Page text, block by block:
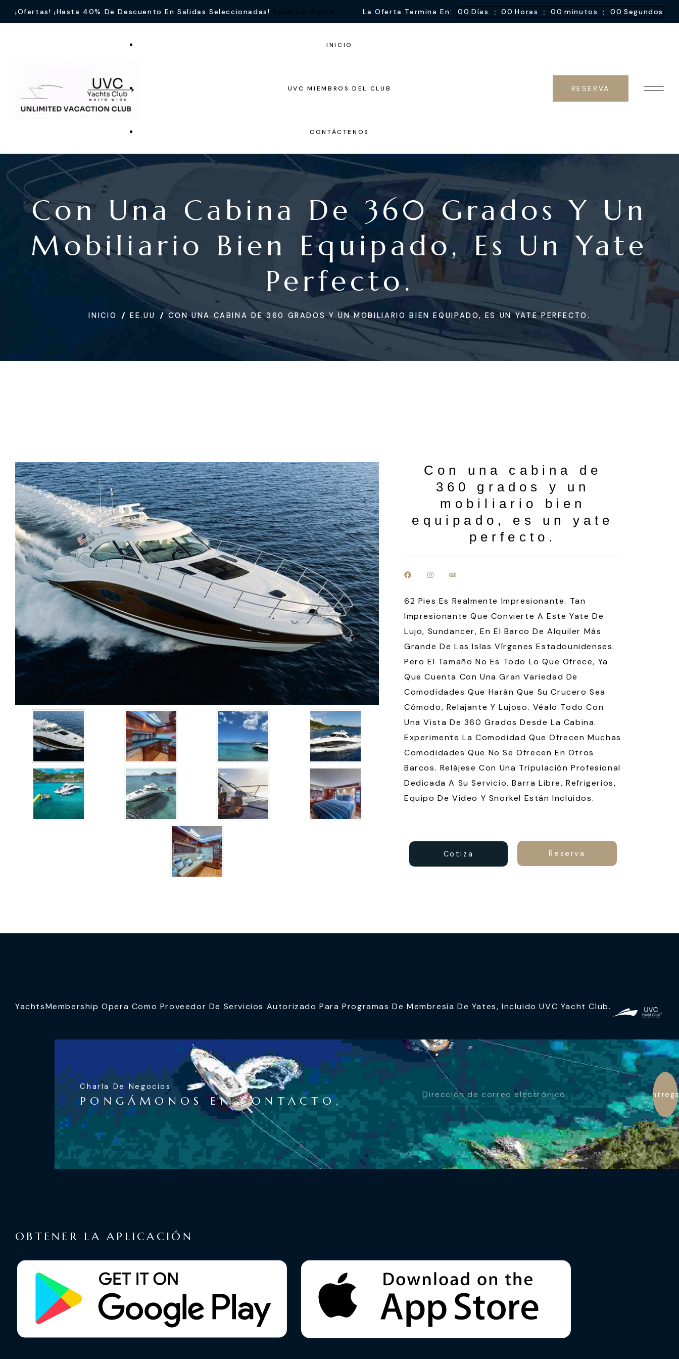
¡Ofertas! ¡Hasta 40% De Descuento En Salidas Seleccionadas! Reservar Ahora La Oferta Termina En: 00 Días : 00 Horas : 00 minutos : 00 Segundos
INICIO
UVC MIEMBROS DEL CLUB
CONTÁCTENOS
RESERVA
Con Una Cabina De 360 Grados Y Un
Mobiliario Bien Equipado, Es Un Yate
Perfecto.
INICIO EE.UU CON UNA CABINA DE 360 GRADOS Y UN MOBILIARIO BIEN EQUIPADO, ES UN YATE PERFECTO.
Con una cabina de
360 grados y un
mobiliario bien
equipado, es un yate
perfecto.
62 Pies Es Realmente Impresionante. Tan
Impresionante Que Convierte A Este Yate De
Lujo, Sundancer, En El Barco De Alquiler Más
Grande De Las Islas Vírgenes Estadounidenses.
Pero El Tamaño No Es Todo Lo Que Ofrece, Ya
Que Cuenta Con Una Gran Variedad De
Comodidades Que Harán Que Su Crucero Sea
Cómodo, Relajante Y Lujoso. Véalo Todo Con
Una Vista De 360 Grados Desde La Cabina.
Experimente La Comodidad Que Ofrecen Muchas
Comodidades Que No Se Ofrecen En Otros
Barcos. Relájese Con Una Tripulación Profesional
Dedicada A Su Servicio. Barra Libre, Refrigerios,
Equipo De Video Y Snorkel Están Incluidos.
Cotiza Reserva
YachtsMembership Opera Como Proveedor De Servicios Autorizado Para Programas De Membresía De Yates, Incluido UVC Yacht Club.
Charla De Negocios
PONGÁMONOS EN CONTACTO,
OBTENER LA APLICACIÓN